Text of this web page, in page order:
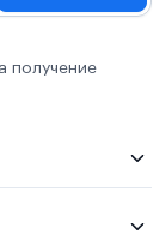
получение